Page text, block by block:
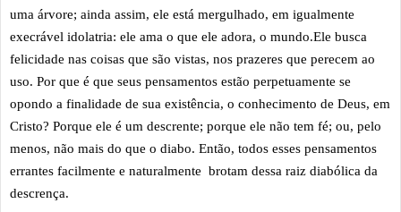
uma árvore; ainda assim, ele está mergulhado, em igualmente
execrável idolatria: ele ama o que ele adora, o mundo.Ele busca
felicidade nas coisas que são vistas, nos prazeres que perecem ao
uso. Por que é que seus pensamentos estão perpetuamente se
opondo a finalidade de sua existência, o conhecimento de Deus, em
Cristo? Porque ele é um descrente; porque ele não tem fé; ou, pelo
menos, não mais do que o diabo. Então, todos esses pensamentos
errantes facilmente e naturalmente brotam dessa raiz diabólica da
descrença.